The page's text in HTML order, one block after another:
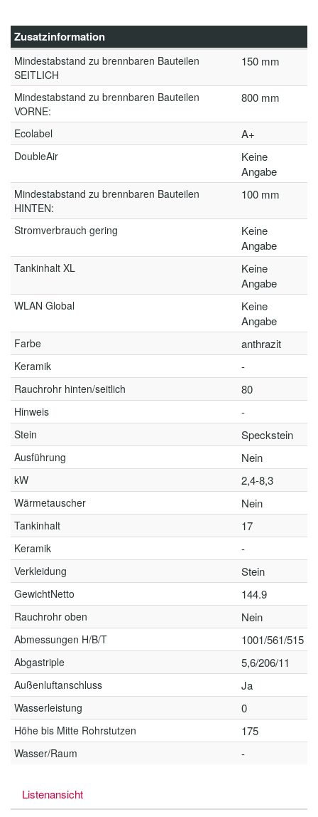
Zusatzinformation
Mindestabstand zu brennbaren Bauteilen
SEITLICH
150 mm
Mindestabstand zu brennbaren Bauteilen
VORNE:
800 mm
Ecolabel A+
DoubleAir
Keine
Angabe
Mindestabstand zu brennbaren Bauteilen
HINTEN:
100 mm
Stromverbrauch gering
Keine
Angabe
Tankinhalt XL
Keine
Angabe
WLAN Global
Keine
Angabe
Farbe anthrazit
Keramik -
Rauchrohr hinten/seitlich 80
Hinweis -
Stein Speckstein
Ausführung Nein
kW 2,4-8,3
Wärmetauscher Nein
Tankinhalt 17
Keramik -
Verkleidung Stein
GewichtNetto 144.9
Rauchrohr oben Nein
Abmessungen H/B/T 1001/561/515
Abgastriple 5,6/206/11
Außenluftanschluss Ja
Wasserleistung 0
Höhe bis Mitte Rohrstutzen 175
Wasser/Raum -
Listenansicht